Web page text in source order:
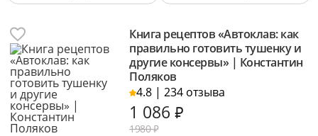
Книга рецептов «Автоклав: как
правильно готовить тушенку и
другие консервы» | Константин
Поляков
4.8 | 234 отзыва
1 086₽
1980 ₽